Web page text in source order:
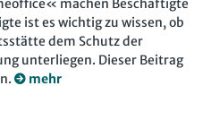
machen Beschäftigte
ist es wichtig zu wissen, ob
dem Schutz der
unterliegen. Dieser Beitrag
mehr